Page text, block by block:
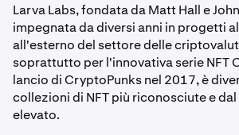
Larva Labs, fondata da Matt Hall e
impegnata da diversi anni in progetti
all'esterno del settore delle
soprattutto per l'innovativa serie NFT
lancio di CryptoPunks nel 2017, è
collezioni di NFT più riconosciute e
elevato.